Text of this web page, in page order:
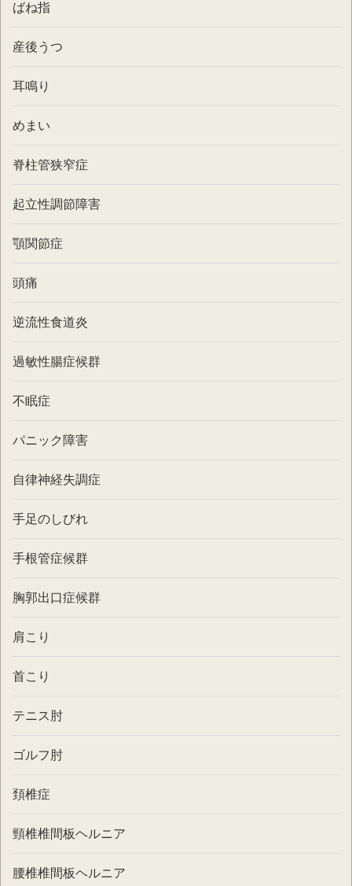
ばね指
産後うつ
耳鳴り
めまい
脊柱管狭窄症
起立性調節障害
顎関節症
頭痛
逆流性食道炎
過敏性腸症候群
不眠症
パニック障害
自律神経失調症
手足のしびれ
手根管症候群
胸郭出口症候群
肩こり
首こり
テニス肘
ゴルフ肘
頚椎症
頸椎椎間板ヘルニア
腰椎椎間板ヘルニア